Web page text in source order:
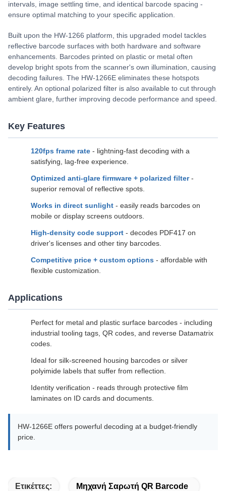
intervals, image settling time, and identical barcode spacing -
ensure optimal matching to your specific application.
Built upon the HW-1266 platform, this upgraded model tackles
reflective barcode surfaces with both hardware and software
enhancements. Barcodes printed on plastic or metal often
develop bright spots from the scanner's own illumination, causing
decoding failures. The HW-1266E eliminates these hotspots
entirely. An optional polarized filter is also available to cut through
ambient glare, further improving decode performance and speed.
Key Features
120fps frame rate - lightning-fast decoding with a
satisfying, lag-free experience.
Optimized anti-glare firmware + polarized filter-
superior removal of reflective spots.
Works in direct sunlight - easily reads barcodes on
mobile or display screens outdoors.
High-density code support - decodes PDF417 on
driver's licenses and other tiny barcodes.
Competitive price + custom options - affordable with
flexible customization.
Applications
Perfect for metal and plastic surface barcodes - including
industrial tooling tags, QR codes, and reverse Datamatrix
codes.
Ideal for silk-screened housing barcodes or silver
polyimide labels that suffer from reflection.
Identity verification - reads through protective film
laminates on ID cards and documents.
HW-1266E offers powerful decoding at a budget-friendly
price.
Ετικέττες: Μηχανή Σαρωτή QR Barcode